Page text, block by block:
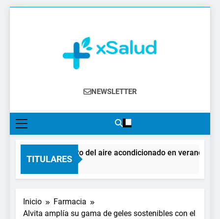
XSalud
Noticias Del Sector Salud. Congresos Y
Farmacéutica, Atención Primaria,
Especialistas, Farmacia, Etc…
NEWSLETTER
TITULARES
El impacto del aire acondicionado en verano:
2 Días Atrás
Inicio
Farmacia
Alvita amplía su gama de geles sostenibles con el